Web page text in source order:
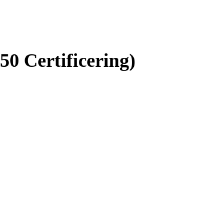
Certificering)